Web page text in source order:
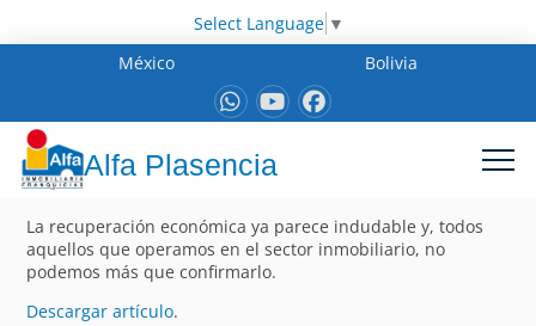
Select Language ▼
México
Bolivia
Alfa Plasencia
La recuperación económica ya parece indudable y, todos
aquellos que operamos en el sector inmobiliario, no
podemos más que confirmarlo.
Descargar artículo.